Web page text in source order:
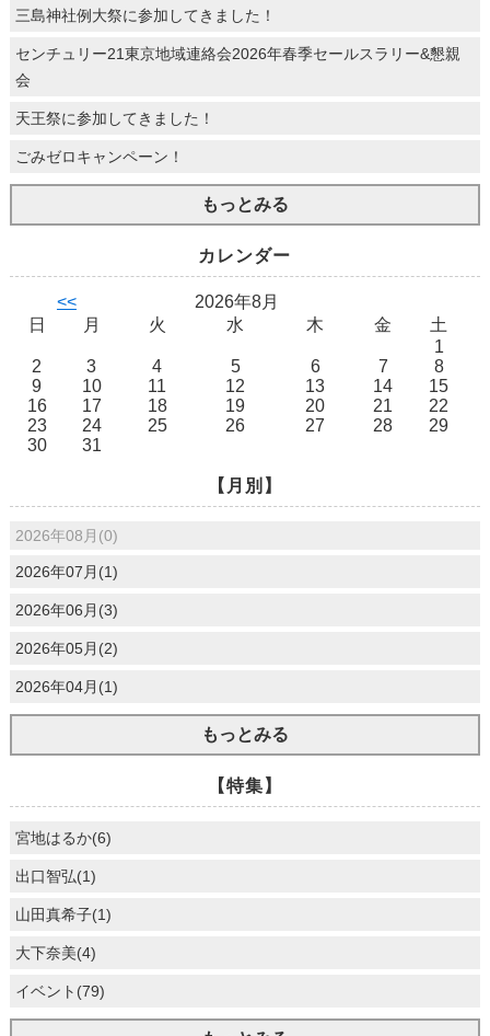
三島神社例大祭に参加してきました！
センチュリー21東京地域連絡会2026年春季セールスラリー&懇親
会
天王祭に参加してきました！
ごみゼロキャンペーン！
もっとみる
カレンダー
<<
2026年8月
日
月 火 水 木 金
土
1
2
3 4 5 6 7
8
9
10 11 12 13 14
15
16
17 18 19 20 21
22
23
24 25 26 27 28
29
30
31
【月別】
2026年08月(0)
2026年07月(1)
2026年06月(3)
2026年05月(2)
2026年04月(1)
もっとみる
【特集】
宮地はるか(6)
出口智弘(1)
山田真希子(1)
大下奈美(4)
イベント(79)